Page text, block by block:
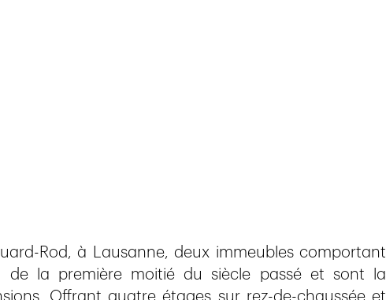
Rod, à Lausanne, deux immeubles comportant
de la première moitié du siècle passé et sont la